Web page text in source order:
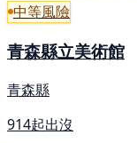
中等風險
青森縣立美術館
青森縣
914起出沒